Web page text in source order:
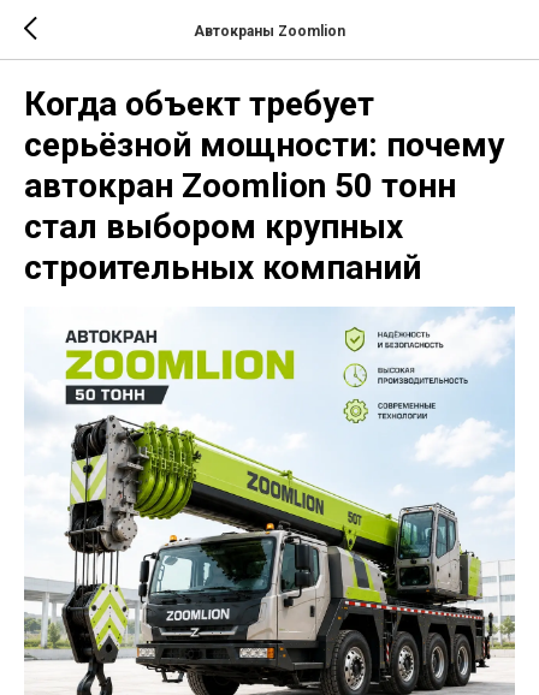
Автокраны Zoomlion
Когда объект требует
серьёзной мощности: почему
автокран Zoomlion 50 тонн
стал выбором крупных
строительных компаний